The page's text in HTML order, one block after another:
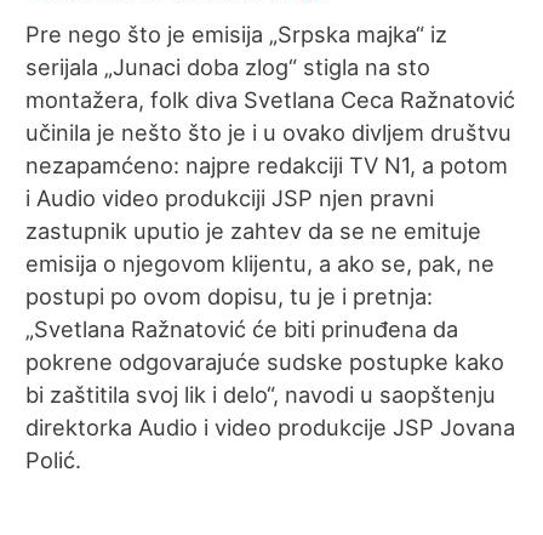
Pre nego što je emisija „Srpska majka“ iz
serijala „Junaci doba zlog“ stigla na sto
montažera, folk diva Svetlana Ceca Ražnatović
učinila je nešto što je i u ovako divljem društvu
nezapamćeno: najpre redakciji TV N1, a potom
i Audio video produkciji JSP njen pravni
zastupnik uputio je zahtev da se ne emituje
emisija o njegovom klijentu, a ako se, pak, ne
postupi po ovom dopisu, tu je i pretnja:
„Svetlana Ražnatović će biti prinuđena da
pokrene odgovarajuće sudske postupke kako
bi zaštitila svoj lik i delo“, navodi u saopštenju
direktorka Audio i video produkcije JSP Jovana
Polić.